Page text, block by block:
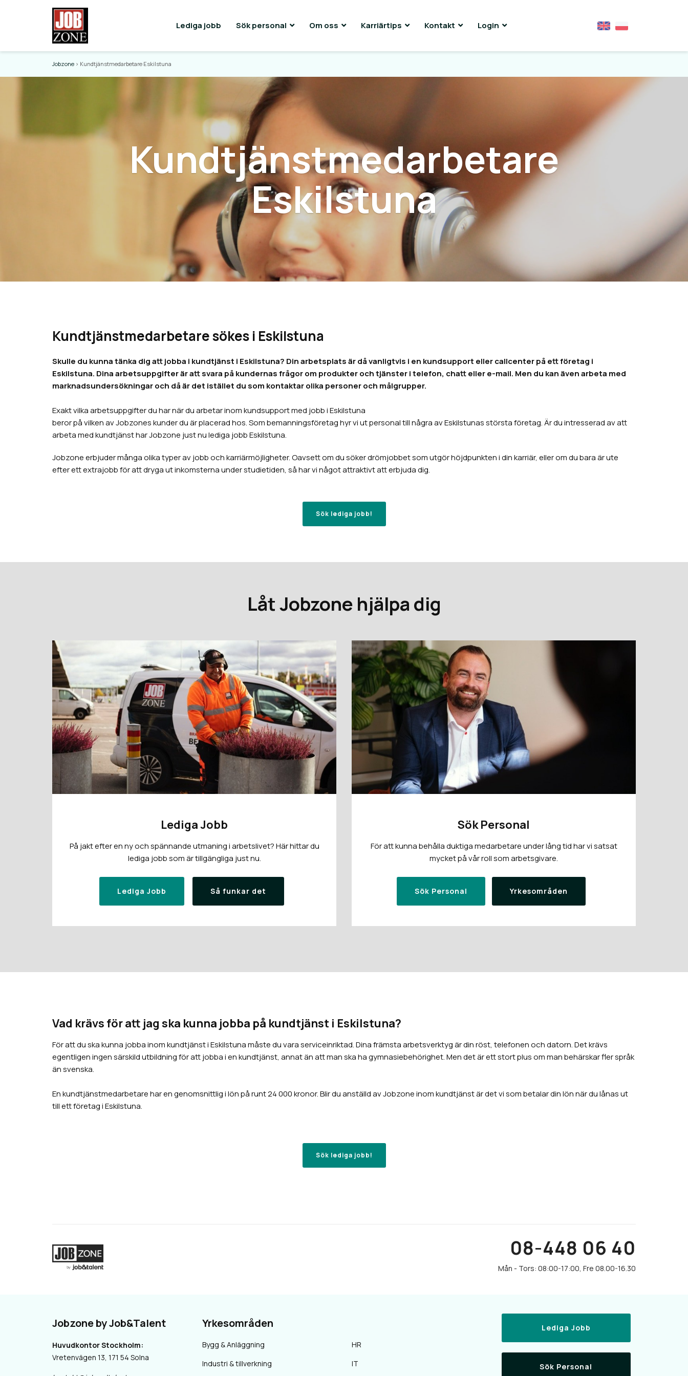
Lediga jobb Sök personal Om oss Karriärtips Kontakt Login
Jobzone > Kundtjänstmedarbetare Eskilstuna
Kundtjänstmedarbetare
Eskilstuna
Kundtjänstmedarbetare sökes i Eskilstuna
Skulle du kunna tänka dig att jobba i kundtjänst i Eskilstuna? Din arbetsplats är då vanligtvis i en kundsupport eller callcenter på ett företag i
Eskilstuna. Dina arbetsuppgifter är att svara på kundernas frågor om produkter och tjänster i telefon, chatt eller e-mail. Men du kan även arbeta med
marknadsundersökningar och då är det istället du som kontaktar olika personer och målgrupper.
Exakt vilka arbetsuppgifter du har när du arbetar inom kundsupport med jobb i Eskilstuna
beror på vilken av Jobzones kunder du är placerad hos. Som bemanningsföretag hyr vi ut personal till några av Eskilstunas största företag. Är du intresserad av att
arbeta med kundtjänst har Jobzone just nu lediga jobb Eskilstuna.
Jobzone erbjuder många olika typer av jobb och karriärmöjligheter. Oavsett om du söker drömjobbet som utgör höjdpunkten i din karriär, eller om du bara är ute
efter ett extrajobb för att dryga ut inkomsterna under studietiden, så har vi något attraktivt att erbjuda dig.
Sök lediga jobb!
Låt Jobzone hjälpa dig
Lediga Jobb
På jakt efter en ny och spännande utmaning i arbetslivet? Här hittar du
lediga jobb som är tillgängliga just nu.
Lediga Jobb Så funkar det
Sök Personal
För att kunna behålla duktiga medarbetare under lång tid har vi satsat
mycket på vår roll som arbetsgivare.
Sök Personal Yrkesområden
Vad krävs för att jag ska kunna jobba på kundtjänst i Eskilstuna?
För att du ska kunna jobba inom kundtjänst i Eskilstuna måste du vara serviceinriktad. Dina främsta arbetsverktyg är din röst, telefonen och datorn. Det krävs
egentligen ingen särskild utbildning för att jobba i en kundtjänst, annat än att man ska ha gymnasiebehörighet. Men det är ett stort plus om man behärskar fler språk
än svenska.
En kundtjänstmedarbetare har en genomsnittlig i lön på runt 24 000 kronor. Blir du anställd av Jobzone inom kundtjänst är det vi som betalar din lön när du lånas ut
till ett företag i Eskilstuna.
Sök lediga jobb!
08-448 06 40
Jobzone by Job&Talent
Huvudkontor Stockholm:
Vretenvägen 13, 171 54 Solna
Yrkesområden
Bygg & Anläggning
Industri & tillverkning
HR
IT
Lediga Jobb
Sök Personal